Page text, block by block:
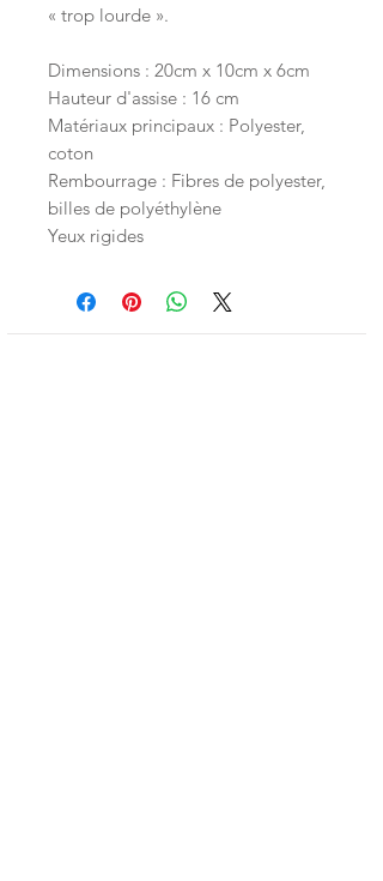
« trop lourde ».
Dimensions : 20cm x 10cm x 6cm
Hauteur d'assise : 16 cm
Matériaux principaux : Polyester,
coton
Rembourrage : Fibres de polyester,
billes de polyéthylène
Yeux rigides